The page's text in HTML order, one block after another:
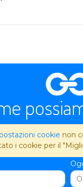
cookie non
i cookie per il